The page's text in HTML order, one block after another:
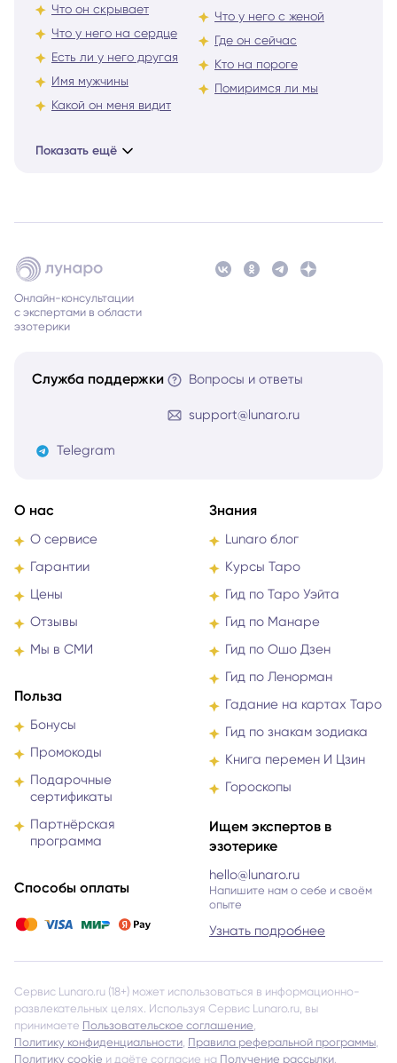
Что он скрывает
Что у него на сердце
Есть ли у него другая
Имя мужчины
Какой он меня видит
Что у него с женой
Где он сейчас
Кто на пороге
Помиримся ли мы
Показать ещё
Онлайн-консультации
с экспертами в области
эзотерики
Служба поддержки Вопросы и ответы
support@lunaro.ru
Telegram
О нас
О сервисе
Гарантии
Цены
Отзывы
Мы в СМИ
Польза
Бонусы
Промокоды
Подарочные
сертификаты
Партнёрская
программа
Способы оплаты
Знания
Lunaro блог
Курсы Таро
Гид по Таро Уэйта
Гид по Манаре
Гид по Ошо Дзен
Гид по Ленорман
Гадание на картах Таро
Гид по знакам зодиака
Книга перемен И Цзин
Гороскопы
Ищем экспертов в
эзотерике
hello@lunaro.ru
Напишите нам о себе и своём
опыте
Узнать подробнее
Сервис Lunaro.ru (18+) может использоваться в информационно-
развлекательных целях. Используя Сервис Lunaro.ru, вы
принимаете Пользовательское соглашение
Политику конфиденциальности Правила реферальной программы
Политику cookie и даёте согласие на Получение рассылки